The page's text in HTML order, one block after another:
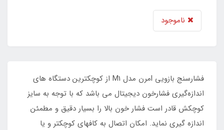
ناموجود
فشارسنج بازویی lمرن مدل M1 از کوچکترین دستگاه های
اندازه‌گیری فشارخون دیجیتال می باشد که با توجه به سایز
کوچکش قادر است فشار خون بالا را بسیار دقیق و مطمئن
اندازه گیری نماید. امکان اتصال به کافهای کوچکتر و یا